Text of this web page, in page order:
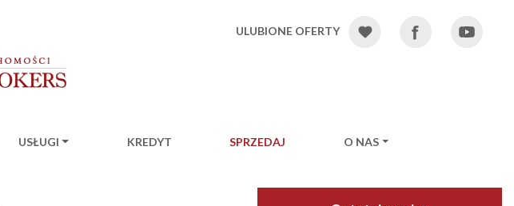
ULUBIONE OFERTY
USŁUGI KREDYT SPRZEDAJ O NAS